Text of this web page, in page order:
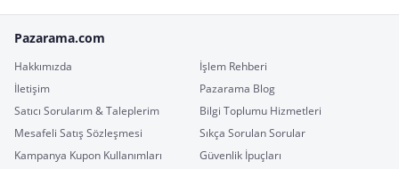
Pazarama.com
Hakkımızda
İşlem Rehberi
İletişim
Pazarama Blog
Satıcı Sorularım & Taleplerim
Bilgi Toplumu Hizmetleri
Mesafeli Satış Sözleşmesi
Sıkça Sorulan Sorular
Kampanya Kupon Kullanımları
Güvenlik İpuçları